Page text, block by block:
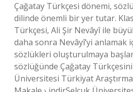
Çağatay Türkçesi dönemi,
dilinde önemli bir yer tutar.
Türkçesi, Ali Şir Nevâyî ile
daha sonra Nevâyî’yi anlamak
sözlükleri oluşturulmaya
sözlüğünde Çağatay
Üniversitesi Türkiyat